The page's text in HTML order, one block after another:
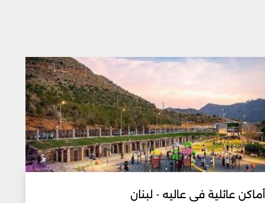
أماكن عائلية في عاليه - لبنان